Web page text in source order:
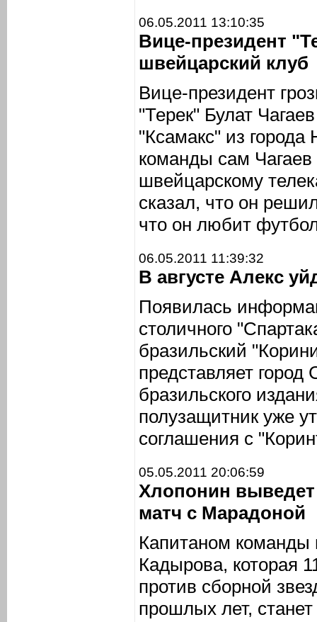
06.05.2011 13:10:35
Вице-президент
швейцарский клуб
Вице-президент
"Терек" Булат
"Ксамакс" из
команды сам
швейцарскому
сказал, что он
что он любит
06.05.2011 11:39:32
В августе Алекс
Появилась
столичного
бразильский
представляет
бразильского
полузащитник уже
соглашения с
05.05.2011 20:06:59
Хлопонин
матч с Марадоной
Капитаном команды
Кадырова, которая
против сборной
прошлых лет,